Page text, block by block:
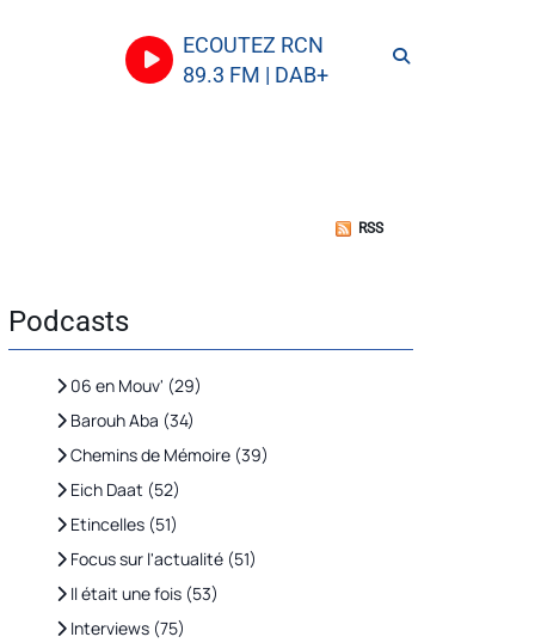
ECOUTEZ RCN
89.3 FM | DAB+
RSS
Podcasts
06 en Mouv' (29)
Barouh Aba (34)
Chemins de Mémoire (39)
Eich Daat (52)
Etincelles (51)
Focus sur l'actualité (51)
Il était une fois (53)
Interviews (75)